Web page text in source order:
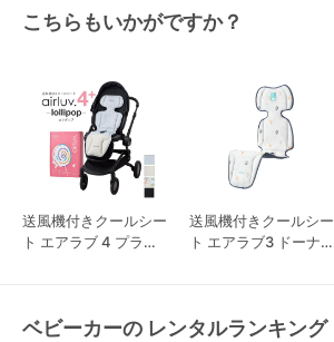
こちらもいかがですか？
送風機付きクールシー
ト エアラブ 4 プラス
送風機付きクールシー
ト エアラブ3 ドーナ
ベビーカーの レンタルランキング